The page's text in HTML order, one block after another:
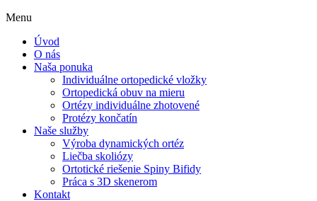
Menu
Úvod
O nás
Naša ponuka
Individuálne ortopedické vložky
Ortopedická obuv na mieru
Ortézy individuálne zhotovené
Protézy končatín
Naše služby
Výroba dynamických ortéz
Liečba skoliózy
Ortotické riešenie Spiny Bifidy
Práca s 3D skenerom
Kontakt